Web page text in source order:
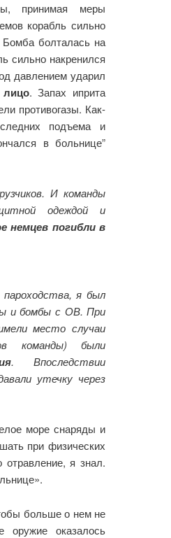
принимая меры
корабль сильно
Бомба болталась на
сильно накренился
давлением ударил
. Запах иприта
противогазы. Как-
подъема и
в больнице”
И команды
одеждой и
немцев погибли в
пароходства, я был
и бомбы с ОВ. При
место случаи
команды) были
. Впоследствии
утечку через
море снаряды и
при физических
я знал.
больше о нем не
оружие оказалось